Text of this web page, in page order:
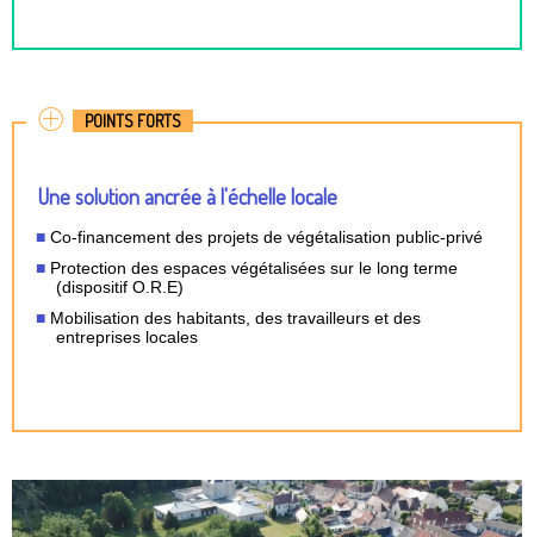
POINTS FORTS
Une solution ancrée à l'échelle locale
Co-financement des projets de végétalisation public-privé
Protection des espaces végétalisées sur le long terme
(dispositif O.R.E)
Mobilisation des habitants, des travailleurs et des
entreprises locales